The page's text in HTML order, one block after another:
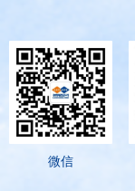
微信